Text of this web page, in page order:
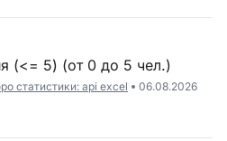
(<= 5) (от 0 до 5 чел.)
статистики: api excel 06.08.2026